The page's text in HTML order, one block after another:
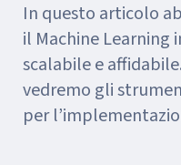
In questo articolo
il Machine Learning
scalabile e affidabile.
vedremo gli
per